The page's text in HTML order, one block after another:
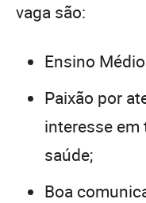
vaga são:
Ensino
Paixão por
interesse em
saúde;
Boa